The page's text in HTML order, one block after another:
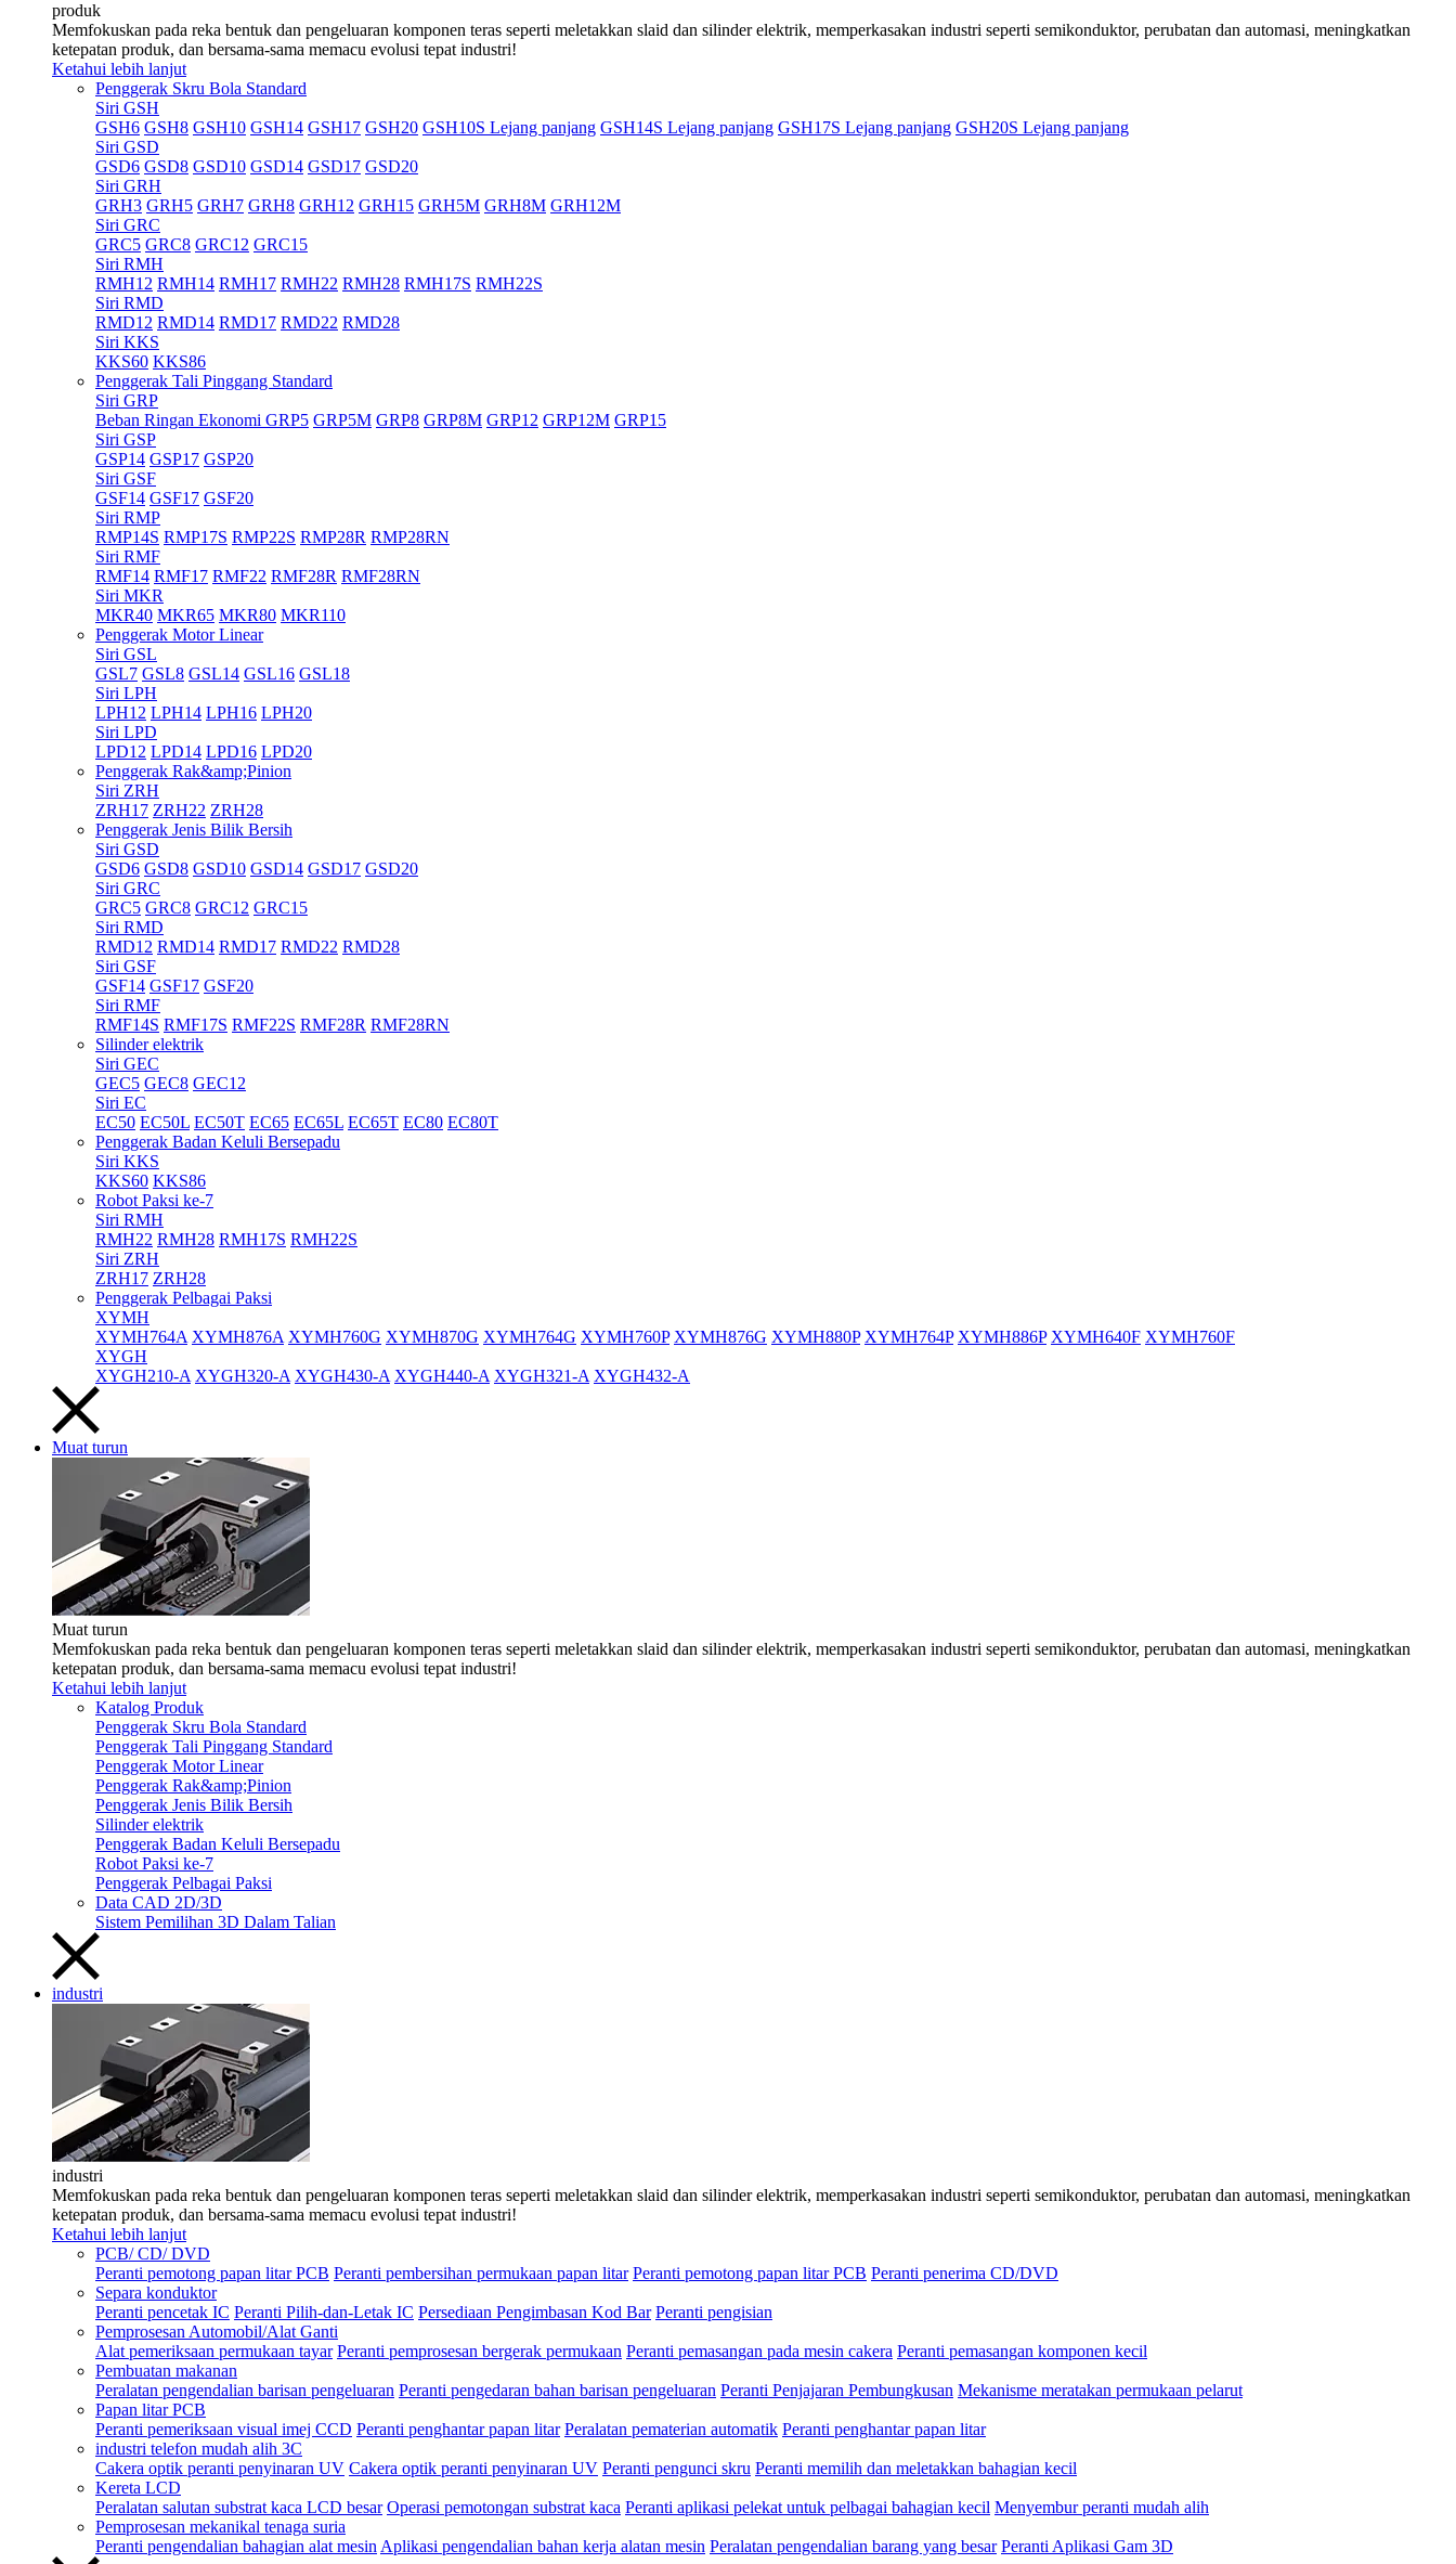
produk
Memfokuskan pada reka bentuk dan pengeluaran komponen teras seperti meletakkan slaid dan silinder elektrik, memperkasakan industri seperti semikonduktor, perubatan dan automasi, meningkatkan
ketepatan produk, dan bersama-sama memacu evolusi tepat industri!
Ketahui lebih lanjut
Penggerak Skru Bola Standard
Siri GSH
GSH6 GSH8 GSH10 GSH14 GSH17 GSH20 GSH10S Lejang panjang GSH14S Lejang panjang GSH17S Lejang panjang GSH20S Lejang panjang
Siri GSD
GSD6 GSD8 GSD10 GSD14 GSD17 GSD20
Siri GRH
GRH3 GRH5 GRH7 GRH8 GRH12 GRH15 GRH5M GRH8M GRH12M
Siri GRC
GRC5 GRC8 GRC12 GRC15
Siri RMH
RMH12 RMH14 RMH17 RMH22 RMH28 RMH17S RMH22S
Siri RMD
RMD12 RMD14 RMD17 RMD22 RMD28
Siri KKS
KKS60 KKS86
Penggerak Tali Pinggang Standard
Siri GRP
Beban Ringan Ekonomi GRP5 GRP5M GRP8 GRP8M GRP12 GRP12M GRP15
Siri GSP
GSP14 GSP17 GSP20
Siri GSF
GSF14 GSF17 GSF20
Siri RMP
RMP14S RMP17S RMP22S RMP28R RMP28RN
Siri RMF
RMF14 RMF17 RMF22 RMF28R RMF28RN
Siri MKR
MKR40 MKR65 MKR80 MKR110
Penggerak Motor Linear
Siri GSL
GSL7 GSL8 GSL14 GSL16 GSL18
Siri LPH
LPH12 LPH14 LPH16 LPH20
Siri LPD
LPD12 LPD14 LPD16 LPD20
Penggerak Rak&amp;Pinion
Siri ZRH
ZRH17 ZRH22 ZRH28
Penggerak Jenis Bilik Bersih
Siri GSD
GSD6 GSD8 GSD10 GSD14 GSD17 GSD20
Siri GRC
GRC5 GRC8 GRC12 GRC15
Siri RMD
RMD12 RMD14 RMD17 RMD22 RMD28
Siri GSF
GSF14 GSF17 GSF20
Siri RMF
RMF14S RMF17S RMF22S RMF28R RMF28RN
Silinder elektrik
Siri GEC
GEC5 GEC8 GEC12
Siri EC
EC50 EC50L EC50T EC65 EC65L EC65T EC80 EC80T
Penggerak Badan Keluli Bersepadu
Siri KKS
KKS60 KKS86
Robot Paksi ke-7
Siri RMH
RMH22 RMH28 RMH17S RMH22S
Siri ZRH
ZRH17 ZRH28
Penggerak Pelbagai Paksi
XYMH
XYMH764A XYMH876A XYMH760G XYMH870G XYMH764G XYMH760P XYMH876G XYMH880P XYMH764P XYMH886P XYMH640F XYMH760F
XYGH
XYGH210-A XYGH320-A XYGH430-A XYGH440-A XYGH321-A XYGH432-A
Muat turun
Muat turun
Memfokuskan pada reka bentuk dan pengeluaran komponen teras seperti meletakkan slaid dan silinder elektrik, memperkasakan industri seperti semikonduktor, perubatan dan automasi, meningkatkan
ketepatan produk, dan bersama-sama memacu evolusi tepat industri!
Ketahui lebih lanjut
Katalog Produk
Penggerak Skru Bola Standard
Penggerak Tali Pinggang Standard
Penggerak Motor Linear
Penggerak Rak&amp;Pinion
Penggerak Jenis Bilik Bersih
Silinder elektrik
Penggerak Badan Keluli Bersepadu
Robot Paksi ke-7
Penggerak Pelbagai Paksi
Data CAD 2D/3D
Sistem Pemilihan 3D Dalam Talian
industri
industri
Memfokuskan pada reka bentuk dan pengeluaran komponen teras seperti meletakkan slaid dan silinder elektrik, memperkasakan industri seperti semikonduktor, perubatan dan automasi, meningkatkan
ketepatan produk, dan bersama-sama memacu evolusi tepat industri!
Ketahui lebih lanjut
PCB/ CD/ DVD
Peranti pemotong papan litar PCB Peranti pembersihan permukaan papan litar Peranti pemotong papan litar PCB Peranti penerima CD/DVD
Separa konduktor
Peranti pencetak IC Peranti Pilih-dan-Letak IC Persediaan Pengimbasan Kod Bar Peranti pengisian
Pemprosesan Automobil/Alat Ganti
Alat pemeriksaan permukaan tayar Peranti pemprosesan bergerak permukaan Peranti pemasangan pada mesin cakera Peranti pemasangan komponen kecil
Pembuatan makanan
Peralatan pengendalian barisan pengeluaran Peranti pengedaran bahan barisan pengeluaran Peranti Penjajaran Pembungkusan Mekanisme meratakan permukaan pelarut
Papan litar PCB
Peranti pemeriksaan visual imej CCD Peranti penghantar papan litar Peralatan pematerian automatik Peranti penghantar papan litar
industri telefon mudah alih 3C
Cakera optik peranti penyinaran UV Cakera optik peranti penyinaran UV Peranti pengunci skru Peranti memilih dan meletakkan bahagian kecil
Kereta LCD
Peralatan salutan substrat kaca LCD besar Operasi pemotongan substrat kaca Peranti aplikasi pelekat untuk pelbagai bahagian kecil Menyembur peranti mudah alih
Pemprosesan mekanikal tenaga suria
Peranti pengendalian bahagian alat mesin Aplikasi pengendalian bahan kerja alatan mesin Peralatan pengendalian barang yang besar Peranti Aplikasi Gam 3D